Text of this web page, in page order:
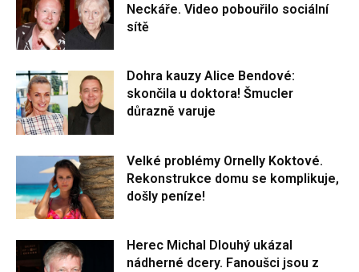
Neckáře. Video pobouřilo sociální
sítě
Dohra kauzy Alice Bendové:
skončila u doktora! Šmucler
důrazně varuje
Velké problémy Ornelly Koktové.
Rekonstrukce domu se komplikuje,
došly peníze!
Herec Michal Dlouhý ukázal
nádherné dcery. Fanoušci jsou z